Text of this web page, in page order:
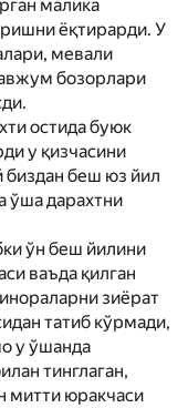
малика
ёқтирарди. У
мевали
бозорлари
остида буюк
у қизчасини
биздан беш юз йил
ўша дарахтни
ўн беш йилини
ваъда қилган
зиёрат
татиб кўрмади,
у ўшанда
тинглаган,
митти юракчаси